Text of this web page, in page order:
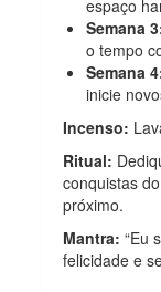
espaço
Semana
o tempo
Semana
inicie
Incenso:
Ritual:
conquistas
próximo.
Mantra: “Eu
felicidade e